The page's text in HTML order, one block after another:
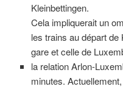
Kleinbettingen.
Cela impliquerait un
les trains au départ
gare et celle de
la relation Arlon-
minutes.